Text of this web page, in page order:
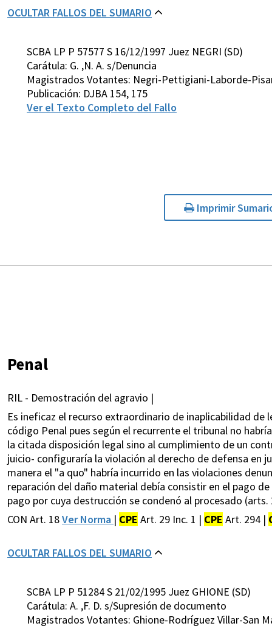
OCULTAR FALLOS DEL SUMARIO
SCBA LP P 57577 S 16/12/1997 Juez NEGRI (SD)
Carátula: G. ,N. A. s/Denuncia
Magistrados Votantes: Negri-Pettigiani-Laborde-
Publicación: DJBA 154, 175
Ver el Texto Completo del Fallo
Imprimir
Penal
RIL - Demostración del agravio |
Es ineficaz el recurso extraordinario de inaplicabilidad de
código Penal pues según el recurrente el tribunal no
la citada disposición legal sino al cumplimiento de un
juicio- configuraría la violación al derecho de defensa en
manera el "a quo" habría incurrido en las violaciones
reparación del daño material debía consistir en el pago
pago por cuya destrucción se condenó al procesado
CON Art. 18Ver Norma | CPE Art. 29 Inc. 1 | CPE Art. 294 |
OCULTAR FALLOS DEL SUMARIO
SCBA LP P 51284 S 21/02/1995 Juez GHIONE (SD)
Carátula: A. ,F. D. s/Supresión de documento
Magistrados Votantes: Ghione-Rodríguez Villar-San